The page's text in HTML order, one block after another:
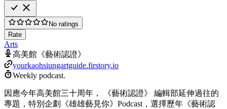
No ratings
Rate
Arts
高美館《藝術認證》
yourkaohsiungartguide.firstory.io
Weekly podcast.
因應今年高美館三十周年， 《藝術認證》 編輯部延伸過往的
專題，特別企劃《雄雄藝見你》Podcast，選擇歷年《藝術認